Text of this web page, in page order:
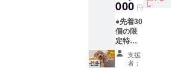
・原材
料及び
添加物
等の食
品表示
はお届
け商品
バウム
クーヘ
ンを活
用して
キャン
ペーン
やPRを
が映っ
ても問
題のな
い飼い
主さま
■注意事
項 ・契
す。 ■
このよ
うな方
におす
すめ ・
マメノ
キドッ
000 円 し
●先着30
個の限
定特典
です。
●せんね
支援
者：